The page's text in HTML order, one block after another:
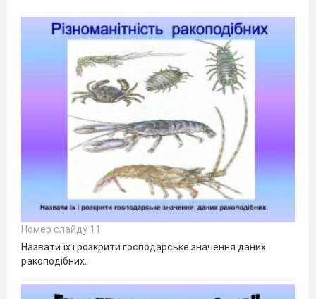
Номер слайду 11
Назвати їх і розкрити господарське значення даних
ракоподібних.